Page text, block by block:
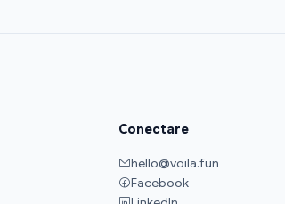
Conectare
hello@voila.fun
Facebook